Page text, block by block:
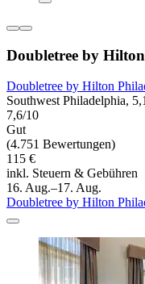
Doubletree by
Doubletree by Hilton
Southwest Philadelphia,
7,6/10
Gut
(4.751 Bewertungen)
115 €
inkl. Steuern & Gebühren
16. Aug.–17. Aug.
Doubletree by Hilton